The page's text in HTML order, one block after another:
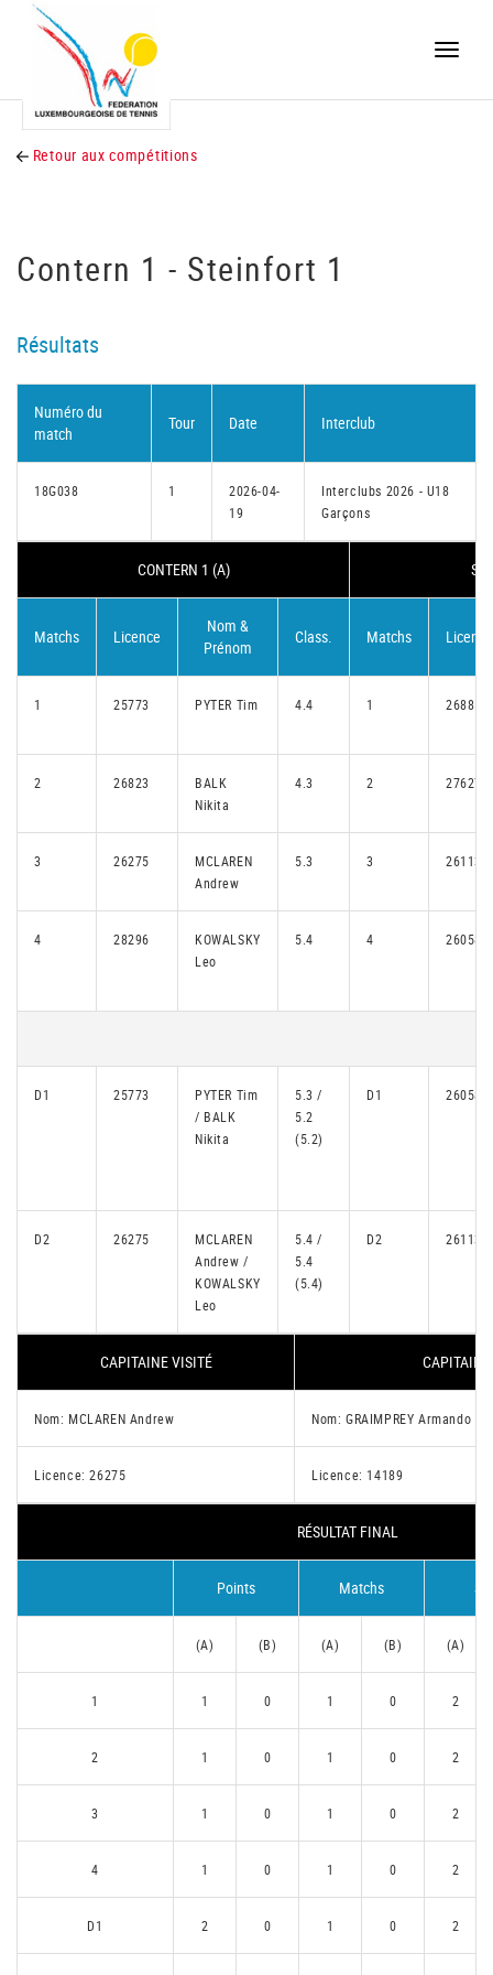
Toggle
Retour aux compétitions
Contern 1 - Steinfort 1
Résultats
Numéro du
match
Tour Date Interclub
18G038 1
2026-04-
19
Interclubs 2026 - U18
Garçons
CONTERN 1 (A)
Matchs Licence
Nom &
Prénom
Class. Matchs Licence
1 25773 PYTER Tim 4.4 1 26885
2 26823
BALK
Nikita
4.3 2 27627
3 26275
MCLAREN
Andrew
5.3 3 26113
4 28296
KOWALSKY
Leo
5.4 4 26058
D1 25773
PYTER Tim
/ BALK
Nikita
5.3 /
5.2
(5.2)
D1 26058
D2 26275
MCLAREN
Andrew /
KOWALSKY
Leo
5.4 /
5.4
(5.4)
D2 26113
CAPITAINE VISITÉ
Nom: MCLAREN Andrew Nom: GRAIMPREY Armando
Licence: 26275 Licence: 14189
RÉSULTAT FINAL
Points Matchs
(A) (B) (A) (B) (A)
1 1 0 1 0 2
2 1 0 1 0 2
3 1 0 1 0 2
4 1 0 1 0 2
D1 2 0 1 0 2